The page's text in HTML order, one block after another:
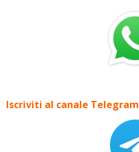
Iscriviti al canale Telegram